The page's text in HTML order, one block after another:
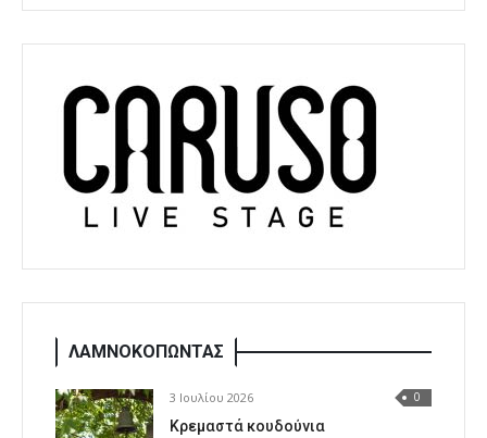
ΛΑΜΝΟΚΟΠΩΝΤΑΣ
3 Ιουλίου 2026 0
Κρεμαστά κουδούνια